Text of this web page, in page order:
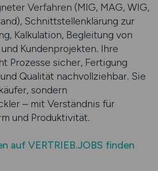
Verfahren (MIG, MAG, WIG,
Schnittstellenklärung zur
Kalkulation, Begleitung von
Kundenprojekten. Ihre
Prozesse sicher, Fertigung
Qualität nachvollziehbar. Sie
sondern
– mit Verständnis für
und Produktivität.
auf VERTRIEB.JOBS finden